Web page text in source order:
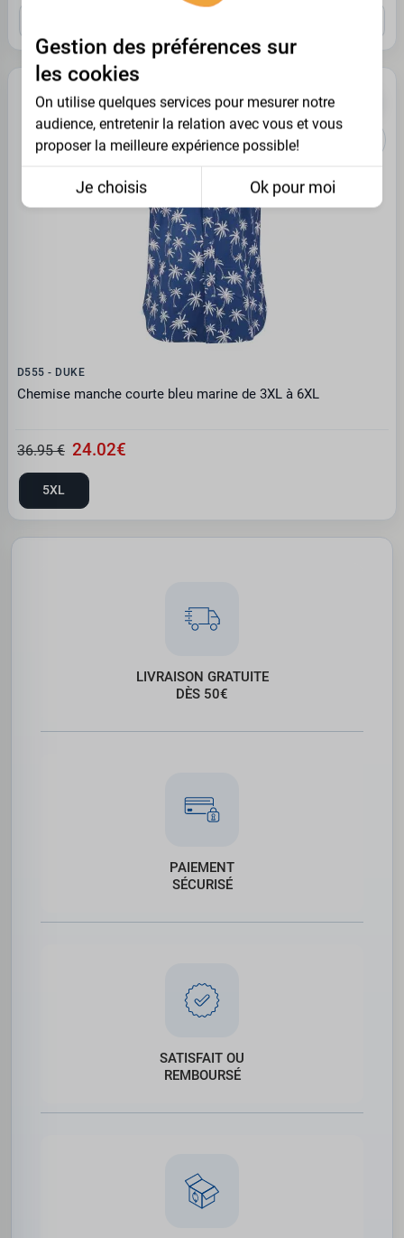
PROMO -35%
D555 - DUKE
Chemise manche courte bleu marine de 3XL à 6XL
36.95 € 24.02€
5XL
LIVRAISON GRATUITE
DÈS 50€
PAIEMENT
SÉCURISÉ
SATISFAIT OU
REMBOURSÉ
Gestion des préférences sur
les cookies
On utilise quelques services pour mesurer notre
audience, entretenir la relation avec vous et vous
proposer la meilleure expérience possible!
Je choisis Ok pour moi